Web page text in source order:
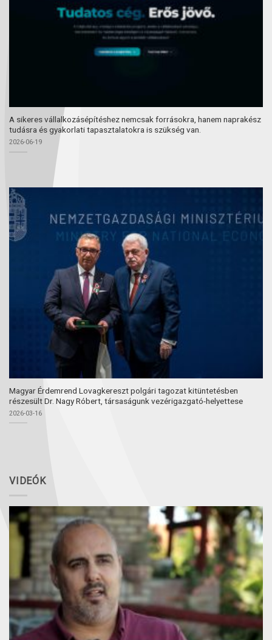
A sikeres vállalkozásépítéshez nemcsak forrásokra, hanem naprakész
tudásra és gyakorlati tapasztalatokra is szükség van.
2026-06-19
Magyar Érdemrend Lovagkereszt polgári tagozat kitüntetésben
részesült Dr. Nagy Róbert, társaságunk vezérigazgató-helyettese
2026-03-16
VIDEÓK